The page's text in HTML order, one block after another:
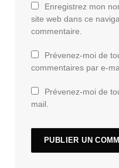
Enregistrez mon
site web dans ce
commentaire.
Prévenez-moi de
commentaires par e-
Prévenez-moi de
mail.